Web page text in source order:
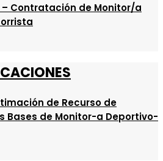
– Contratación de Monitor/a
de Recurso de
Bases de Monitor-a Deportivo-